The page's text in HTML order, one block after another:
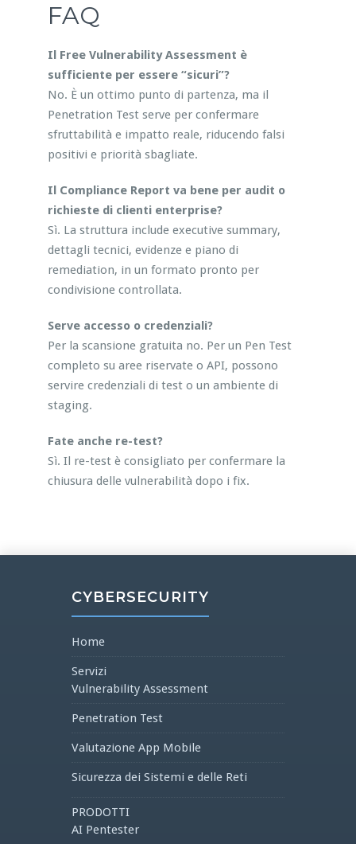
FAQ
Il Free Vulnerability Assessment è
sufficiente per essere “sicuri”?
No. È un ottimo punto di partenza, ma il
Penetration Test serve per confermare
sfruttabilità e impatto reale, riducendo falsi
positivi e priorità sbagliate.
Il Compliance Report va bene per audit o
richieste di clienti enterprise?
Sì. La struttura include executive summary,
dettagli tecnici, evidenze e piano di
remediation, in un formato pronto per
condivisione controllata.
Serve accesso o credenziali?
Per la scansione gratuita no. Per un Pen Test
completo su aree riservate o API, possono
servire credenziali di test o un ambiente di
staging.
Fate anche re-test?
Sì. Il re-test è consigliato per confermare la
chiusura delle vulnerabilità dopo i fix.
CYBERSECURITY
Home
Servizi
Vulnerability Assessment
Penetration Test
Valutazione App Mobile
Sicurezza dei Sistemi e delle Reti
PRODOTTI
AI Pentester